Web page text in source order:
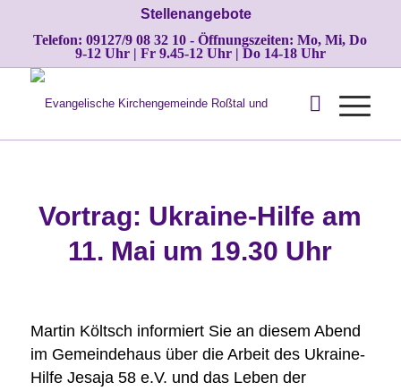
Stellenangebote
Telefon: 09127/9 08 32 10 - Öffnungszeiten: Mo, Mi, Do
9-12 Uhr | Fr 9.45-12 Uhr | Do 14-18 Uhr
Vortrag: Ukraine-Hilfe am
11. Mai um 19.30 Uhr
Martin Költsch informiert Sie an diesem Abend
im Gemeindehaus über die Arbeit des Ukraine-
Hilfe Jesaja 58 e.V. und das Leben der